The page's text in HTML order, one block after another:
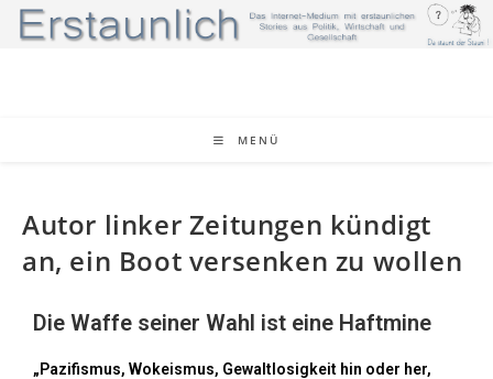
MENÜ
Autor linker Zeitungen kündigt
an, ein Boot versenken zu wollen
Die Waffe seiner Wahl ist eine Haftmine
„Pazifismus, Wokeismus, Gewaltlosigkeit hin oder her,